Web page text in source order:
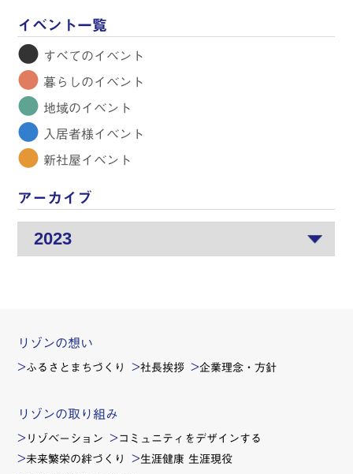
イベント一覧
● すべてのイベント
● 暮らしのイベント
● 地域のイベント
● 入居者様イベント
● 新社屋イベント
アーカイブ
リゾンの想い
ふるさとまちづくり 社長挨拶 企業理念・方針
リゾンの取り組み
リゾベーション コミュニティをデザインする
未来繁栄の絆づくり 生涯健康 生涯現役